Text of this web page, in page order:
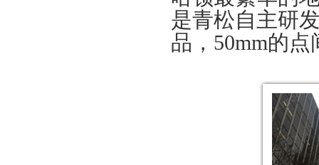
是青松自主研
品，50mm的